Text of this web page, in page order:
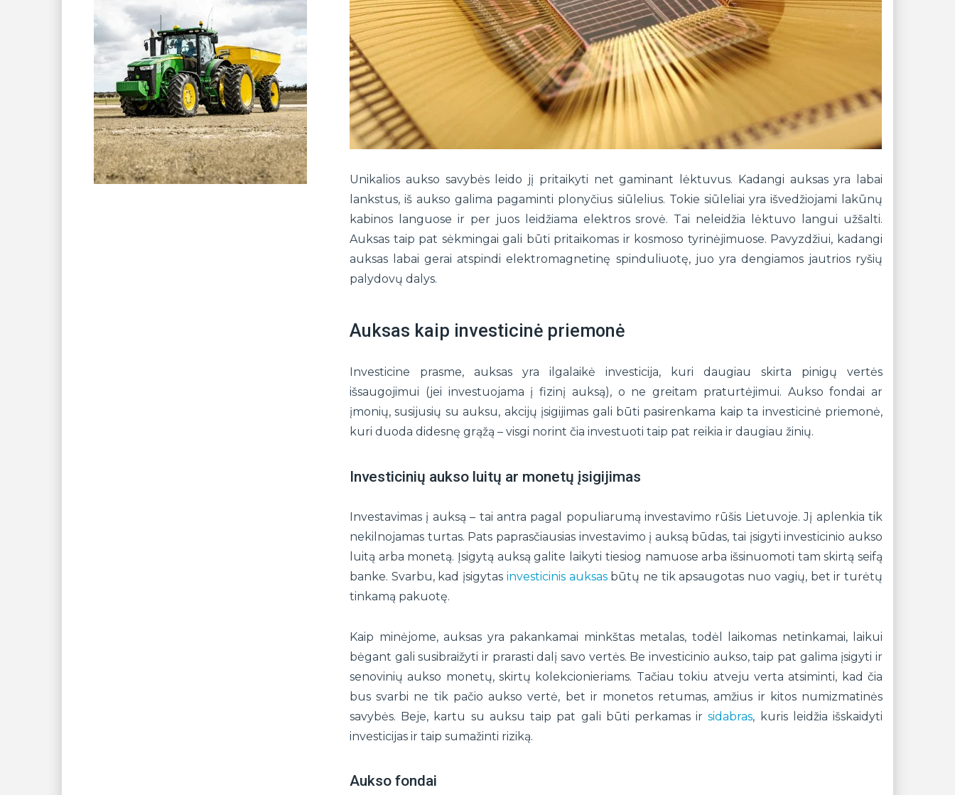
Unikalios aukso savybės leido jį pritaikyti net gaminant lėktuvus. Kadangi auksas yra labai
lankstus, iš aukso galima pagaminti plonyčius siūlelius. Tokie siūleliai yra išvedžiojami lakūnų
kabinos languose ir per juos leidžiama elektros srovė. Tai neleidžia lėktuvo langui užšalti.
Auksas taip pat sėkmingai gali būti pritaikomas ir kosmoso tyrinėjimuose. Pavyzdžiui, kadangi
auksas labai gerai atspindi elektromagnetinę spinduliuotę, juo yra dengiamos jautrios ryšių
palydovų dalys.
Auksas kaip investicinė priemonė
Investicine prasme, auksas yra ilgalaikė investicija, kuri daugiau skirta pinigų vertės
išsaugojimui (jei investuojama į fizinį auksą), o ne greitam praturtėjimui. Aukso fondai ar
įmonių, susijusių su auksu, akcijų įsigijimas gali būti pasirenkama kaip ta investicinė priemonė,
kuri duoda didesnę grąžą – visgi norint čia investuoti taip pat reikia ir daugiau žinių.
Investicinių aukso luitų ar monetų įsigijimas
Investavimas į auksą – tai antra pagal populiarumą investavimo rūšis Lietuvoje. Jį aplenkia tik
nekilnojamas turtas. Pats paprasčiausias investavimo į auksą būdas, tai įsigyti investicinio aukso
luitą arba monetą. Įsigytą auksą galite laikyti tiesiog namuose arba išsinuomoti tam skirtą seifą
banke. Svarbu, kad įsigytas investicinis auksasbūtų ne tik apsaugotas nuo vagių, bet ir turėtų
tinkamą pakuotę.
Kaip minėjome, auksas yra pakankamai minkštas metalas, todėl laikomas netinkamai, laikui
bėgant gali susibraižyti ir prarasti dalį savo vertės. Be investicinio aukso, taip pat galima įsigyti ir
senovinių aukso monetų, skirtų kolekcionieriams. Tačiau tokiu atveju verta atsiminti, kad čia
bus svarbi ne tik pačio aukso vertė, bet ir monetos retumas, amžius ir kitos numizmatinės
savybės. Beje, kartu su auksu taip pat gali būti perkamas irsidabras, kuris leidžia išskaidyti
investicijas ir taip sumažinti riziką.
Aukso fondai